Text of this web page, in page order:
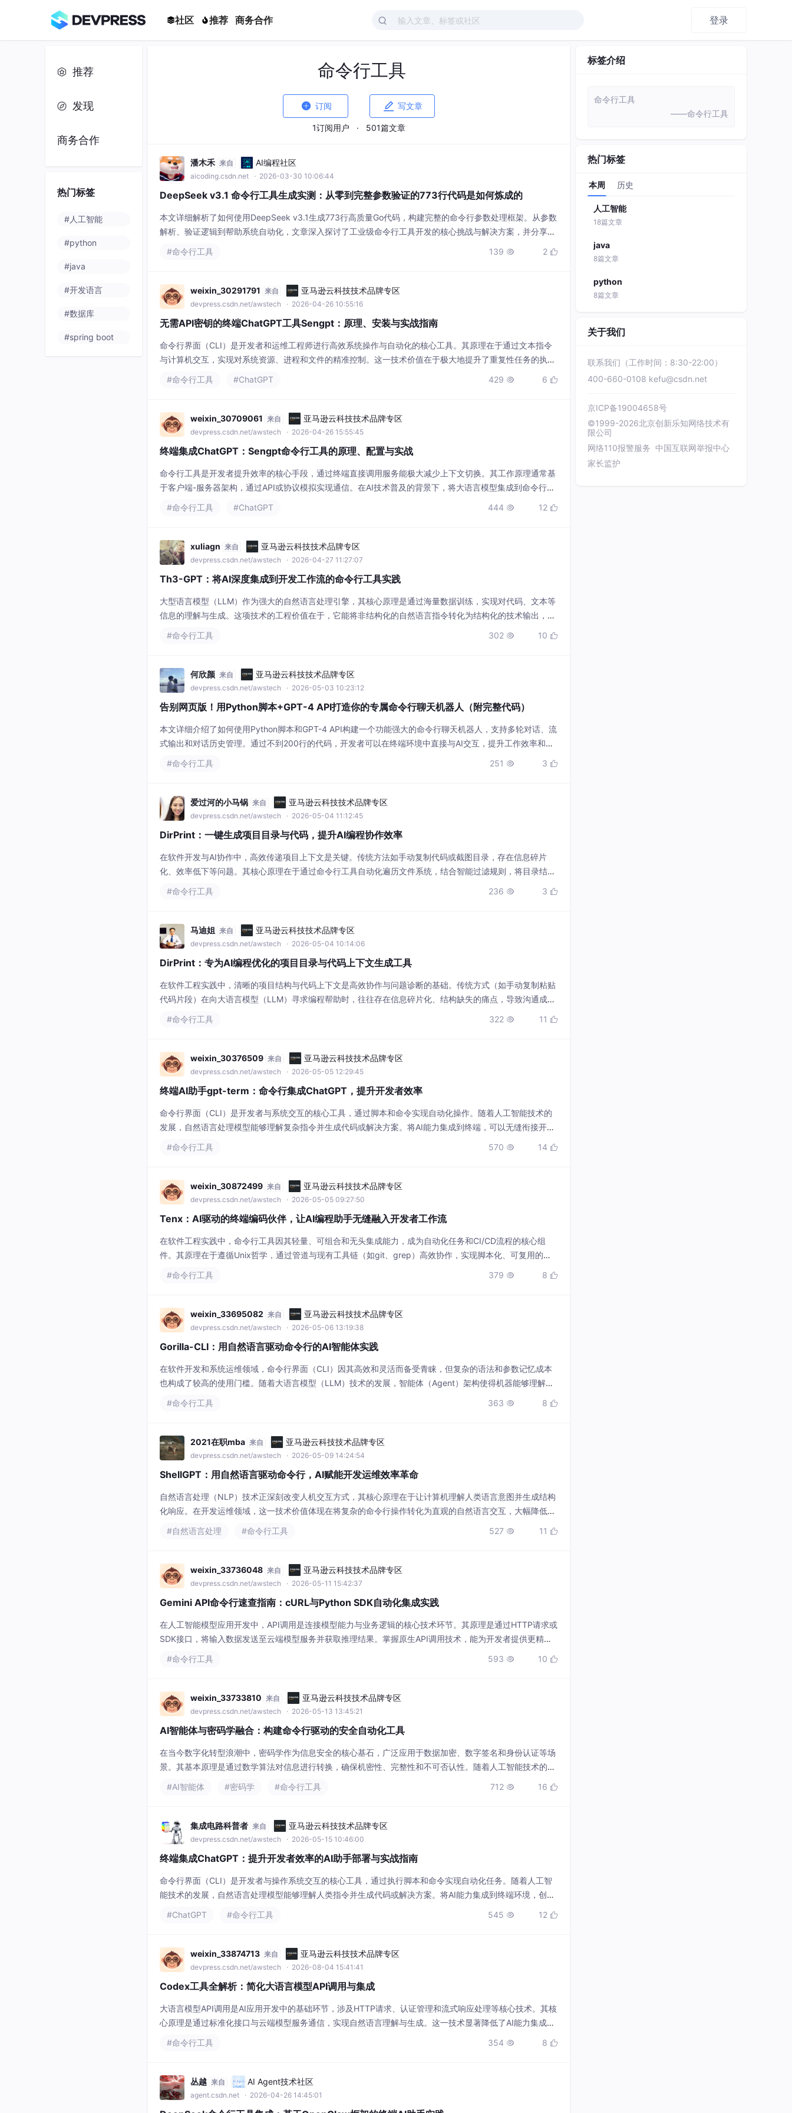
社区 推荐 商务合作 登录
推荐
发现
商务合作
热门标签
#人工智能
#python
#java
#开发语言
#数据库
#spring boot
命令行工具
 订阅  写文章
1订阅用户 · 501篇文章
潘木禾 来自 AI编程社区
aicoding.csdn.net · 2026-03-30 10:06:44
DeepSeek v3.1 命令行工具生成实测：从零到完整参数验证的773行代码是如何炼成的
本文详细解析了如何使用DeepSeek v3.1生成773行高质量Go代码，构建完整的命令行参数处理框架。从参数
解析、验证逻辑到帮助系统自动化，文章深入探讨了工业级命令行工具开发的核心挑战与解决方案，并分享了
#命令行工具 139  2 
weixin_30291791 来自 亚马逊云科技技术品牌专区
devpress.csdn.net/awstech · 2026-04-26 10:55:16
无需API密钥的终端ChatGPT工具Sengpt：原理、安装与实战指南
命令行界面（CLI）是开发者和运维工程师进行高效系统操作与自动化的核心工具。其原理在于通过文本指令
与计算机交互，实现对系统资源、进程和文件的精准控制。这一技术价值在于极大地提升了重复性任务的执行
#命令行工具 #ChatGPT 429  6 
weixin_30709061 来自 亚马逊云科技技术品牌专区
devpress.csdn.net/awstech · 2026-04-26 15:55:45
终端集成ChatGPT：Sengpt命令行工具的原理、配置与实战
命令行工具是开发者提升效率的核心手段，通过终端直接调用服务能极大减少上下文切换。其工作原理通常基
于客户端-服务器架构，通过API或协议模拟实现通信。在AI技术普及的背景下，将大语言模型集成到命令行工
#命令行工具 #ChatGPT 444  12 
xuliagn 来自 亚马逊云科技技术品牌专区
devpress.csdn.net/awstech · 2026-04-27 11:27:07
Th3-GPT：将AI深度集成到开发工作流的命令行工具实践
大型语言模型（LLM）作为强大的自然语言处理引擎，其核心原理是通过海量数据训练，实现对代码、文本等
信息的理解与生成。这项技术的工程价值在于，它能将非结构化的自然语言指令转化为结构化的技术输出，从
#命令行工具 302  10 
何欣颜 来自 亚马逊云科技技术品牌专区
devpress.csdn.net/awstech · 2026-05-03 10:23:12
告别网页版！用Python脚本+GPT-4 API打造你的专属命令行聊天机器人（附完整代码）
本文详细介绍了如何使用Python脚本和GPT-4 API构建一个功能强大的命令行聊天机器人，支持多轮对话、流
式输出和对话历史管理。通过不到200行的代码，开发者可以在终端环境中直接与AI交互，提升工作效率和用
#命令行工具 251  3 
爱过河的小马锅 来自 亚马逊云科技技术品牌专区
devpress.csdn.net/awstech · 2026-05-04 11:12:45
DirPrint：一键生成项目目录与代码，提升AI编程协作效率
在软件开发与AI协作中，高效传递项目上下文是关键。传统方法如手动复制代码或截图目录，存在信息碎片
化、效率低下等问题。其核心原理在于通过命令行工具自动化遍历文件系统，结合智能过滤规则，将目录结构
#命令行工具 236  3 
马迪姐 来自 亚马逊云科技技术品牌专区
devpress.csdn.net/awstech · 2026-05-04 10:14:06
DirPrint：专为AI编程优化的项目目录与代码上下文生成工具
在软件工程实践中，清晰的项目结构与代码上下文是高效协作与问题诊断的基础。传统方式（如手动复制粘贴
代码片段）在向大语言模型（LLM）寻求编程帮助时，往往存在信息碎片化、结构缺失的痛点，导致沟通成本
#命令行工具 322  11 
weixin_30376509 来自 亚马逊云科技技术品牌专区
devpress.csdn.net/awstech · 2026-05-05 12:29:45
终端AI助手gpt-term：命令行集成ChatGPT，提升开发者效率
命令行界面（CLI）是开发者与系统交互的核心工具，通过脚本和命令实现自动化操作。随着人工智能技术的
发展，自然语言处理模型能够理解复杂指令并生成代码或解决方案。将AI能力集成到终端，可以无缝衔接开发
#命令行工具 570  14 
weixin_30872499 来自 亚马逊云科技技术品牌专区
devpress.csdn.net/awstech · 2026-05-05 09:27:50
Tenx：AI驱动的终端编码伙伴，让AI编程助手无缝融入开发者工作流
在软件工程实践中，命令行工具因其轻量、可组合和无头集成能力，成为自动化任务和CI/CD流程的核心组
件。其原理在于遵循Unix哲学，通过管道与现有工具链（如git、grep）高效协作，实现脚本化、可复用的操
#命令行工具 379  8 
weixin_33695082 来自 亚马逊云科技技术品牌专区
devpress.csdn.net/awstech · 2026-05-06 13:19:38
Gorilla-CLI：用自然语言驱动命令行的AI智能体实践
在软件开发和系统运维领域，命令行界面（CLI）因其高效和灵活而备受青睐，但复杂的语法和参数记忆成本
也构成了较高的使用门槛。随着大语言模型（LLM）技术的发展，智能体（Agent）架构使得机器能够理解人
#命令行工具 363  8 
2021在职mba 来自 亚马逊云科技技术品牌专区
devpress.csdn.net/awstech · 2026-05-09 14:24:54
ShellGPT：用自然语言驱动命令行，AI赋能开发运维效率革命
自然语言处理（NLP）技术正深刻改变人机交互方式，其核心原理在于让计算机理解人类语言意图并生成结构
化响应。在开发运维领域，这一技术价值体现在将复杂的命令行操作转化为直观的自然语言交互，大幅降低使
用门槛。ShellGPT作为典型应用，通过集成GPT模型，实现了从自然语言描述到精准Shell命令的智能转换。
#自然语言处理 #命令行工具 527  11 
weixin_33736048 来自 亚马逊云科技技术品牌专区
devpress.csdn.net/awstech · 2026-05-11 15:42:37
Gemini API命令行速查指南：cURL与Python SDK自动化集成实践
在人工智能模型应用开发中，API调用是连接模型能力与业务逻辑的核心技术环节。其原理是通过HTTP请求或
SDK接口，将输入数据发送至云端模型服务并获取推理结果。掌握原生API调用技术，能为开发者提供更精细
#命令行工具 593  10 
weixin_33733810 来自 亚马逊云科技技术品牌专区
devpress.csdn.net/awstech · 2026-05-13 13:45:21
AI智能体与密码学融合：构建命令行驱动的安全自动化工具
在当今数字化转型浪潮中，密码学作为信息安全的核心基石，广泛应用于数据加密、数字签名和身份认证等场
景。其基本原理是通过数学算法对信息进行转换，确保机密性、完整性和不可否认性。随着人工智能技术的突
破，大语言模型展现出强大的自然语言理解和任务规划能力，为传统工具链的智能化提供了新路径。将AI智能
#AI智能体 #密码学 #命令行工具 712  16 
集成电路科普者 来自 亚马逊云科技技术品牌专区
devpress.csdn.net/awstech · 2026-05-15 10:46:00
终端集成ChatGPT：提升开发者效率的AI助手部署与实战指南
命令行界面（CLI）是开发者与操作系统交互的核心工具，通过执行脚本和命令实现自动化任务。随着人工智
能技术的发展，自然语言处理模型能够理解人类指令并生成代码或解决方案。将AI能力集成到终端环境，创造
#ChatGPT #命令行工具 545  12 
weixin_33874713 来自 亚马逊云科技技术品牌专区
devpress.csdn.net/awstech · 2026-08-04 15:41:41
Codex工具全解析：简化大语言模型API调用与集成
大语言模型API调用是AI应用开发中的基础环节，涉及HTTP请求、认证管理和流式响应处理等核心技术。其核
心原理是通过标准化接口与云端模型服务通信，实现自然语言理解与生成。这一技术显著降低了AI能力集成门
#命令行工具 354  8 
丛越 来自 AI Agent技术社区
agent.csdn.net · 2026-04-26 14:45:01
标签介绍
命令行工具
——命令行工具
热门标签
本周 历史
人工智能
18篇文章
java
8篇文章
python
8篇文章
关于我们
联系我们（工作时间：8:30-22:00）
400-660-0108 kefu@csdn.net
京ICP备19004658号
©1999-2026北京创新乐知网络技术有
限公司
网络110报警服务 中国互联网举报中心
家长监护